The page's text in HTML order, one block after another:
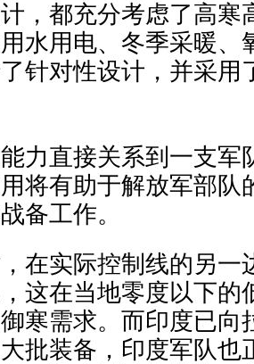
，都充分考虑了高寒
水用电、冬季采暖、
针对性设计，并采用
直接关系到一支军
将有助于解放军部队
备工作。
实际控制线的另一
这在当地零度以下的
寒需求。而印度已向
批装备，印度军队也